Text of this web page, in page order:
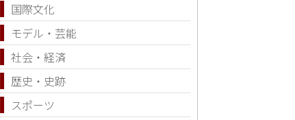
国際文化
モデル・芸能
社会・経済
歴史・史跡
スポーツ